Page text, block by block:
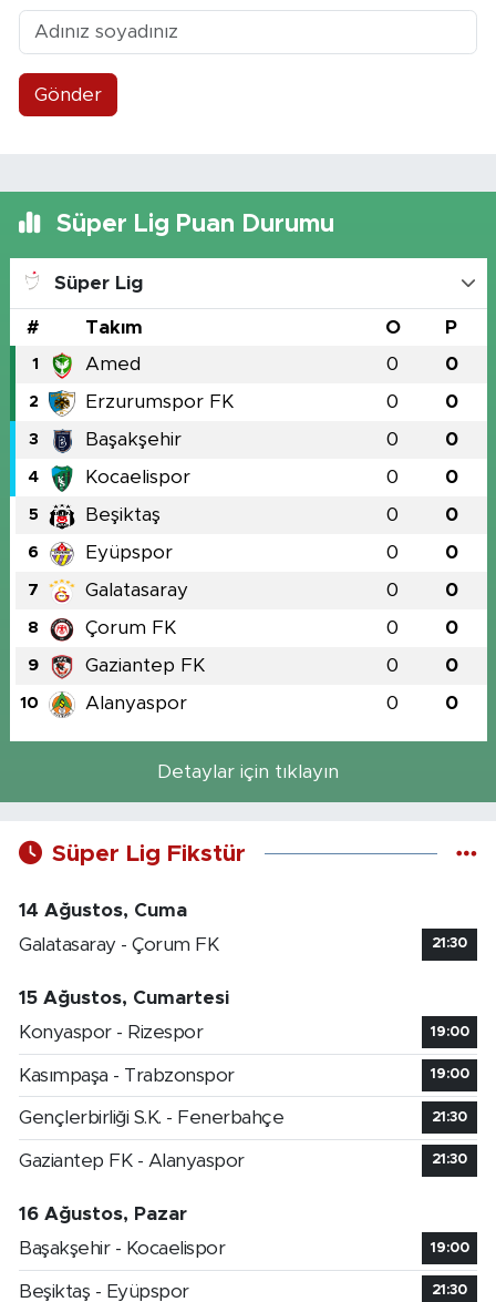
Gönder
Süper Lig Puan Durumu
Süper Lig
# Takım O P
1 Amed 0 0
2 Erzurumspor FK 0 0
3 Başakşehir 0 0
4 Kocaelispor 0 0
5 Beşiktaş 0 0
6 Eyüpspor 0 0
7 Galatasaray 0 0
8 Çorum FK 0 0
9 Gaziantep FK 0 0
10 Alanyaspor 0 0
Detaylar için tıklayın
Süper Lig Fikstür
14 Ağustos, Cuma
Galatasaray - Çorum FK
21:30
15 Ağustos, Cumartesi
Konyaspor - Rizespor
19:00
Kasımpaşa - Trabzonspor 19:00
Gençlerbirliği S.K. - Fenerbahçe 21:30
Gaziantep FK - Alanyaspor 21:30
16 Ağustos, Pazar
Başakşehir - Kocaelispor
19:00
Beşiktaş - Eyüpspor 21:30